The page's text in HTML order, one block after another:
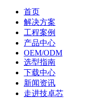
首页
解决方案
工程案例
产品中心
OEM/ODM
选型指南
下载中心
新闻资讯
走进技卓芯